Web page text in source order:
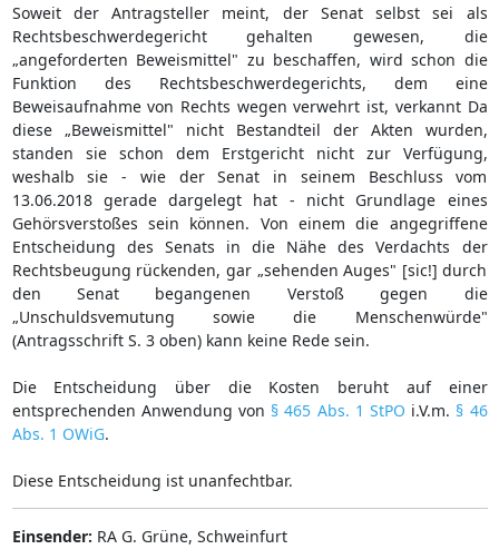
Soweit der Antragsteller meint, der Senat selbst sei als
Rechtsbeschwerdegericht gehalten gewesen, die
„angeforderten Beweismittel" zu beschaffen, wird schon die
Funktion des Rechtsbeschwerdegerichts, dem eine
Beweisaufnahme von Rechts wegen verwehrt ist, verkannt Da
diese „Beweismittel" nicht Bestandteil der Akten wurden,
standen sie schon dem Erstgericht nicht zur Verfügung,
weshalb sie - wie der Senat in seinem Beschluss vom
13.06.2018 gerade dargelegt hat - nicht Grundlage eines
Gehörsverstoßes sein können. Von einem die angegriffene
Entscheidung des Senats in die Nähe des Verdachts der
Rechtsbeugung rückenden, gar „sehenden Auges" [sic!] durch
den Senat begangenen Verstoß gegen die
„Unschuldsvemutung sowie die Menschenwürde"
(Antragsschrift S. 3 oben) kann keine Rede sein.
Die Entscheidung über die Kosten beruht auf einer
entsprechenden Anwendung von § 465 Abs. 1 StPO i.V.m. § 46
Abs. 1 OWiG.
Diese Entscheidung ist unanfechtbar.
Einsender: RA G. Grüne, Schweinfurt